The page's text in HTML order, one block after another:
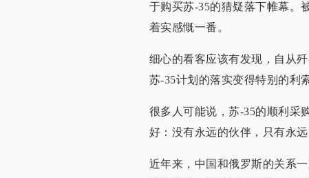
于购买苏-35的猜疑落下帷幕。
着实感慨一番。
细心的看客应该有发现，自从
苏-35计划的落实变得特别的利
很多人可能说，苏-35的顺利采
好：没有永远的伙伴，只有永远
近年来，中国和俄罗斯的关系